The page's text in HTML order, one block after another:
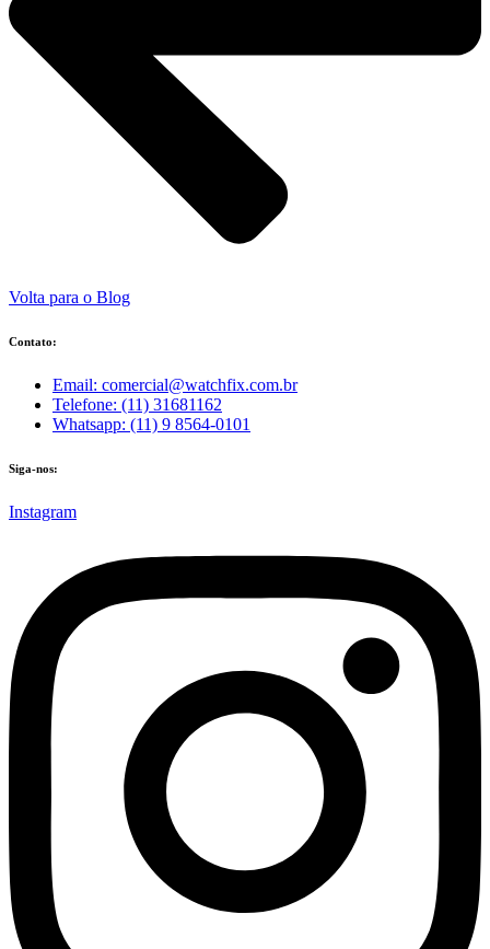
Volta para o Blog
Contato:
Email: comercial@watchfix.com.br
Telefone: (11) 31681162
Whatsapp: (11) 9 8564-0101
Siga-nos:
Instagram